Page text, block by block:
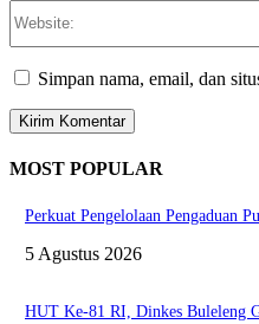
Simpan nama, email, dan
MOST POPULAR
Perkuat Pengelolaan Pengaduan
5 Agustus 2026
HUT Ke-81 RI, Dinkes Buleleng